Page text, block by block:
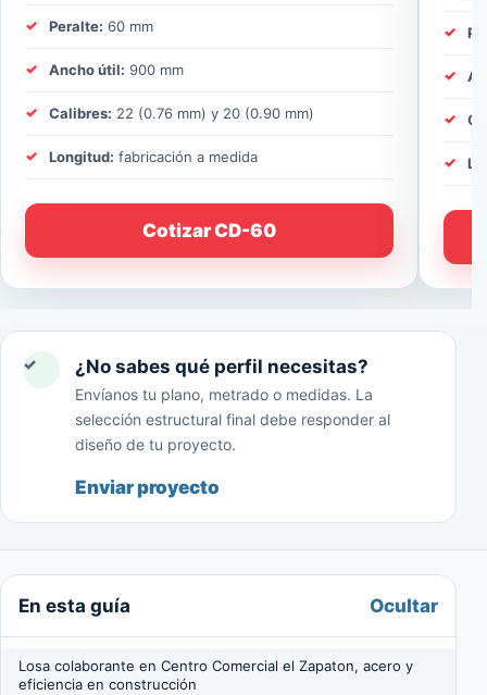
Peralte: 60 mm
Ancho útil: 900 mm
Calibres: 22 (0.76 mm) y 20 (0.90 mm)
Longitud: fabricación a medida
Cotizar CD-60
✓ ¿No sabes qué perfil necesitas?
Envíanos tu plano, metrado o medidas. La
selección estructural final debe responder al
diseño de tu proyecto.
Enviar proyecto
En esta guía Ocultar
Losa colaborante en Centro Comercial el Zapaton, acero y
eficiencia en construcción